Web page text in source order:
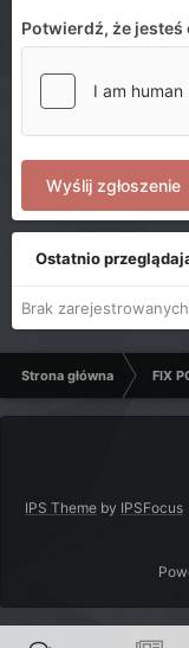
Potwierdź, że jesteś
Wyślij zgłoszenie
Ostatnio
Brak
Strona główna FIX
IPS Theme by IPSFocus